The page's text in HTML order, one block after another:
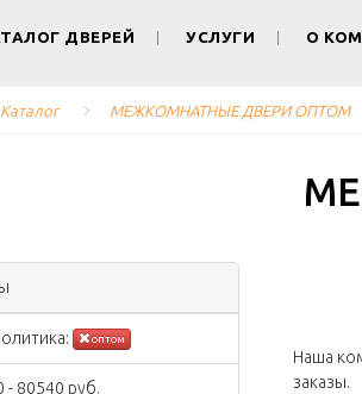
ДВЕРЕЙ УСЛУГИ О
Каталог МЕЖКОМНАТНЫЕ ДВЕРИ ОПТОМ
оптом
- 80540 руб.
Наша
заказы.